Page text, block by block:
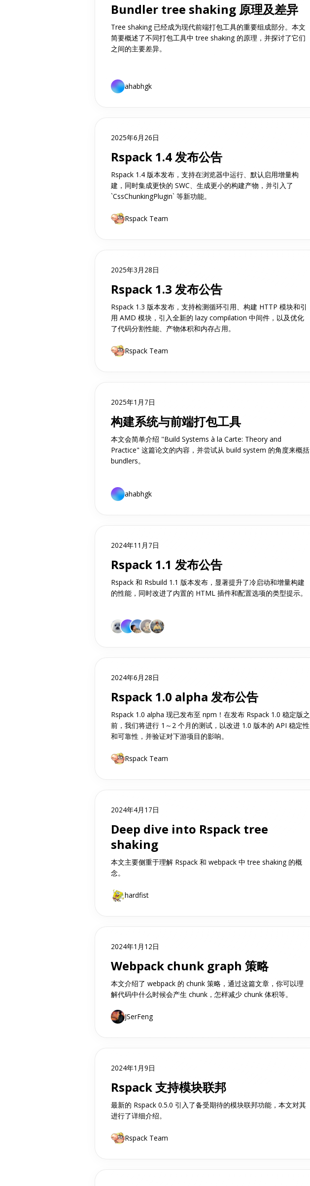
Bundler tree shaking 原理及差异
Tree shaking 已经成为现代前端打包工具的重要组成部分。本文
简要概述了不同打包工具中 tree shaking 的原理，并探讨了它们
之间的主要差异。
ahabhgk
2025年6月26日
Rspack 1.4 发布公告
Rspack 1.4 版本发布，支持在浏览器中运行、默认启用增量构
建，同时集成更快的 SWC、生成更小的构建产物，并引入了
`CssChunkingPlugin` 等新功能。
Rspack Team
2025年3月28日
Rspack 1.3 发布公告
Rspack 1.3 版本发布，支持检测循环引用、构建 HTTP 模块和引
用 AMD 模块，引入全新的 lazy compilation 中间件，以及优化
了代码分割性能、产物体积和内存占用。
Rspack Team
2025年1月7日
构建系统与前端打包工具
本文会简单介绍 "Build Systems à la Carte: Theory and
Practice" 这篇论文的内容，并尝试从 build system 的角度来概括
bundlers。
ahabhgk
2024年11月7日
Rspack 1.1 发布公告
Rspack 和 Rsbuild 1.1 版本发布，显著提升了冷启动和增量构建
的性能，同时改进了内置的 HTML 插件和配置选项的类型提示。
2024年6月28日
Rspack 1.0 alpha 发布公告
Rspack 1.0 alpha 现已发布至 npm！在发布 Rspack 1.0 稳定版之
前，我们将进行 1～2 个月的测试，以改进 1.0 版本的 API 稳定性
和可靠性，并验证对下游项目的影响。
Rspack Team
2024年4月17日
Deep dive into Rspack tree
shaking
本文主要侧重于理解 Rspack 和 webpack 中 tree shaking 的概
念。
hardfist
2024年1月12日
Webpack chunk graph 策略
本文介绍了 webpack 的 chunk 策略，通过这篇文章，你可以理
解代码中什么时候会产生 chunk，怎样减少 chunk 体积等。
JSerFeng
2024年1月9日
Rspack 支持模块联邦
最新的 Rspack 0.5.0 引入了备受期待的模块联邦功能，本文对其
进行了详细介绍。
Rspack Team